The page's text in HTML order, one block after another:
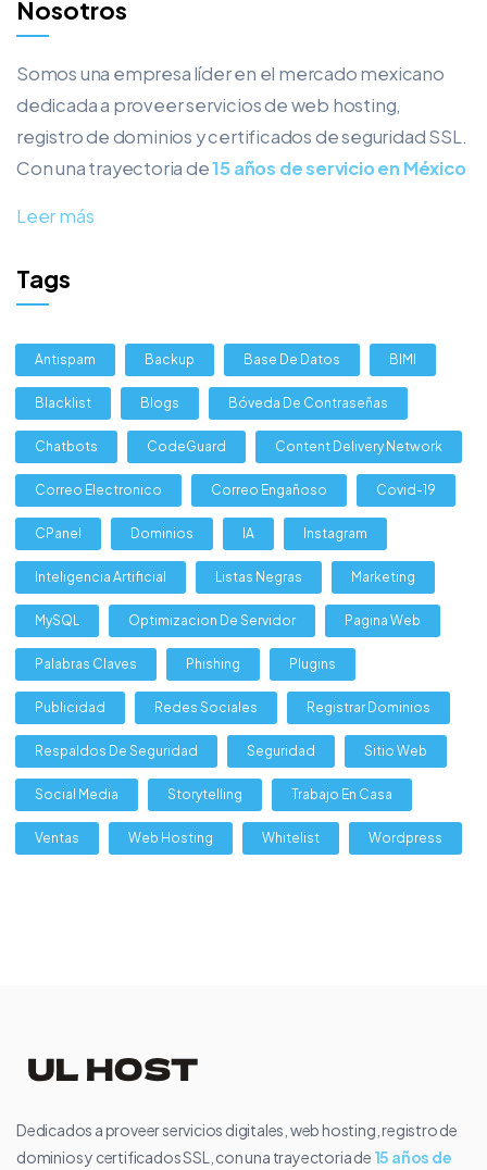
Nosotros
Somos una empresa líder en el mercado mexicano
dedicada a proveer servicios de web hosting,
registro de dominios y certificados de seguridad SSL.
Con una trayectoria de15 años de servicio en México
Leer más
Tags
Antispam Backup Base De Datos BIMI
Blacklist Blogs Bóveda De Contraseñas
Chatbots CodeGuard Content Delivery Network
Correo Electronico Correo Engañoso Covid-19
CPanel Dominios IA Instagram
Inteligencia Artificial Listas Negras Marketing
MySQL Optimizacion De Servidor Pagina Web
Palabras Claves Phishing Plugins
Publicidad Redes Sociales Registrar Dominios
Respaldos De Seguridad Seguridad Sitio Web
Social Media Storytelling Trabajo En Casa
Ventas Web Hosting Whitelist Wordpress
Dedicados a proveer servicios digitales, web hosting, registro de
dominios y certificados SSL, con una trayectoria de 15 años de